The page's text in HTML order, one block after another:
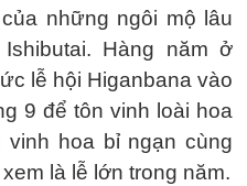
những ngôi mộ lâu
Hàng năm ở
lễ hội Higanbana vào
9 để tôn vinh loài hoa
hoa bỉ ngạn cùng
là lễ lớn trong năm.